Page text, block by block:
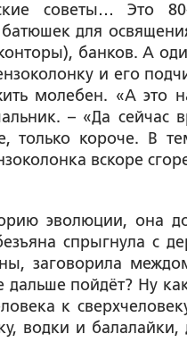
советы… Это
для
банков. А
и его
молебен. «А это
– «Да сейчас
только короче. В
вскоре
эволюции, она
спрыгнула с
заговорила
дальше пойдёт? Ну
к
водки и